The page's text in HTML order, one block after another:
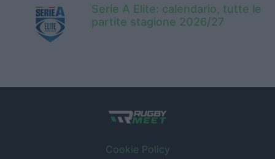
Serie A Elite: calendario, tutte le
partite stagione 2026/27
Cookie Policy